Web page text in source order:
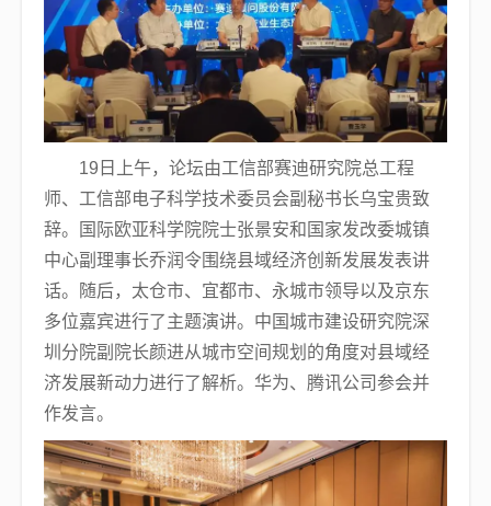
19日上午，论坛由工信部赛迪研究院总工程
师、工信部电子科学技术委员会副秘书长乌宝贵致
辞。国际欧亚科学院院士张景安和国家发改委城镇
中心副理事长乔润令围绕县域经济创新发展发表讲
话。随后，太仓市、宜都市、永城市领导以及京东
多位嘉宾进行了主题演讲。中国城市建设研究院深
圳分院副院长颜进从城市空间规划的角度对县域经
济发展新动力进行了解析。华为、腾讯公司参会并
作发言。